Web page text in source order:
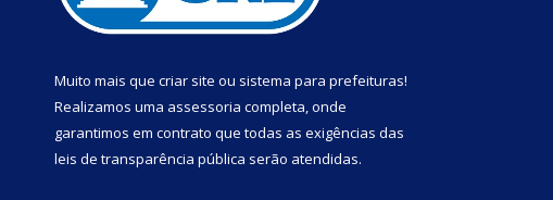
Muito mais que criar site ou sistema para prefeituras!
Realizamos uma assessoria completa, onde
garantimos em contrato que todas as exigências das
leis de transparência pública serão atendidas.